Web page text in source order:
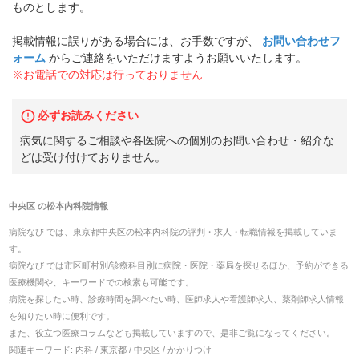
ものとします。
掲載情報に誤りがある場合には、お手数ですが、
お問い合わせフ
ォーム からご連絡をいただけますようお願いいたします。
※お電話での対応は行っておりません
必ずお読みください
病気に関するご相談や各医院への個別のお問い合わせ・紹介な
どは受け付けておりません。
中央区の松本内科院情報
病院なび では、 東京都中央区の松本内科院の評判・求人・転職情報を掲載していま
す。
病院なび では市区町村別/診療科目別に病院・医院・薬局を探せるほか、予約ができる
医療機関や、キーワードでの検索も可能です。
病院を探したい時、診療時間を調べたい時、医師求人や看護師求人、薬剤師求人情報
を知りたい時に便利です。
また、役立つ医療コラムなども掲載していますので、是非ご覧になってください。
関連キーワード: 内科 / 東京都 / 中央区 / かかりつけ